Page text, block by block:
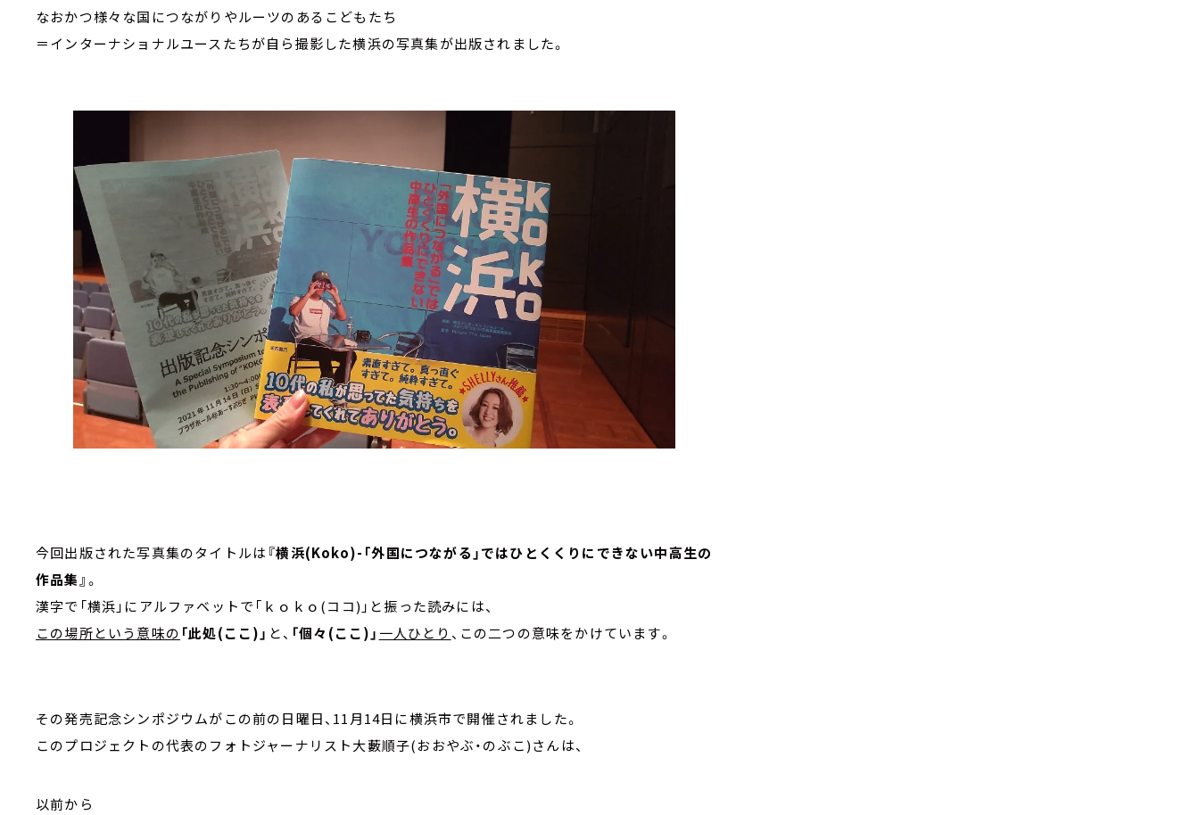
なおかつ様々な国につながりやルーツのあるこどもたち
＝インターナショナルユースたちが自ら撮影した横浜の写真集が出版されました。
今回出版された写真集のタイトルは 『横浜(Koko)-「外国につながる」ではひとくくりにできない中高生の
作品集』。
漢字で「横浜」にアルファベットで「ｋｏｋｏ(ココ)」と振った読みには、
この場所という意味の 「此処(ここ)」 と、 「個々(ここ)」 一人ひとり 、この二つの意味をかけています。
その発売記念シンポジウムがこの前の日曜日、11月14日に横浜市で開催されました。
このプロジェクトの代表のフォトジャーナリスト大藪順子(おおやぶ・のぶこ)さんは、
以前から